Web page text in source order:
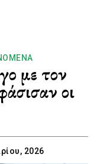
με τον
οι
2026